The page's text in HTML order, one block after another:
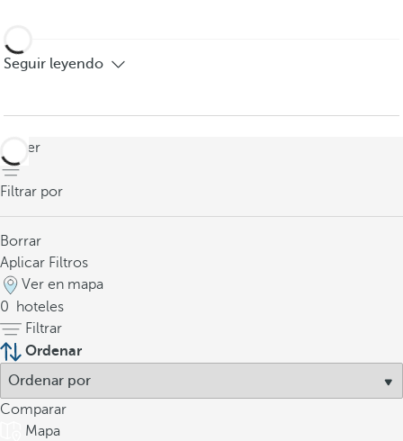
Seguir leyendo
volver
Filtrar por
Borrar
Aplicar Filtros
Ver en mapa
0
hoteles
Filtrar
Ordenar
Comparar
Mapa